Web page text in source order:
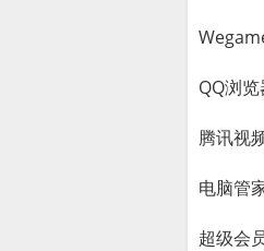
QQ浏览
腾讯视
电脑管
超级会